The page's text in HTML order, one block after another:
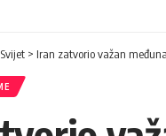
Svijet > Iran zatvorio važan